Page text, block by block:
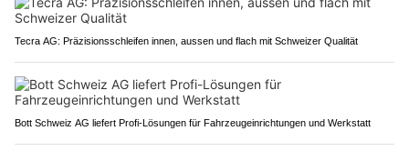
Tecra AG: Präzisionsschleifen innen, aussen und flach mit Schweizer Qualität
Bott Schweiz AG liefert Profi-Lösungen für Fahrzeugeinrichtungen und Werkstatt